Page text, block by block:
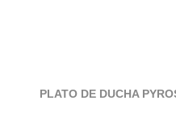
PLATO DE DUCHA